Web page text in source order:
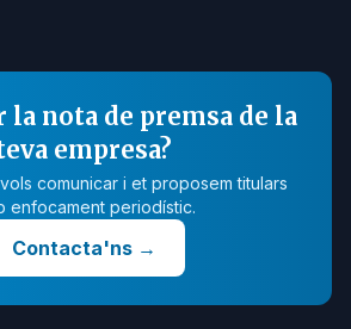
nota de premsa de la
empresa?
comunicar i et proposem titulars
enfocament periodístic.
Contacta'ns→